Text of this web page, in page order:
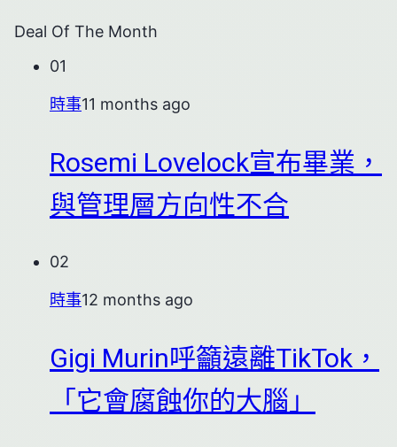
Deal Of The Month
01
時事11 months ago
Rosemi Lovelock宣布畢業，
與管理層方向性不合
02
時事12 months ago
Gigi Murin呼籲遠離TikTok，
「它會腐蝕你的大腦」